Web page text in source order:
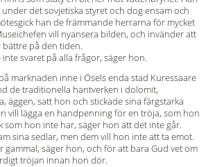
det sovjetiska styret och dog ensam och
han de främmande herrarna för mycket
vill nyansera bilden, och invänder att
bättre på den tiden.
svaret på alla frågor, säger hon.
marknaden inne i Ösels enda stad Kuressaare
de traditionella hantverken i dolomit,
äggen, satt hon och stickade sina färgstarka
vill lägga en handpenning för en tröja, som hon
som hon inte har, säger hon att det inte går.
sina sedlar, men dem vill hon inte att ta emot.
gammal, säger hon, och för att bara Gud vet om
tröjan innan hon dör.